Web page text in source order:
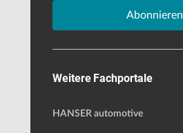
Abonnieren
Weitere Fachportale
HANSER automotive